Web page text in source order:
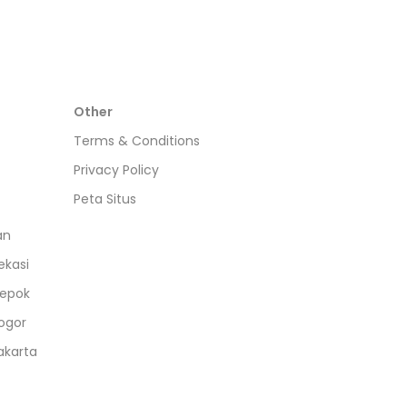
Other
Terms & Conditions
Privacy Policy
Peta Situs